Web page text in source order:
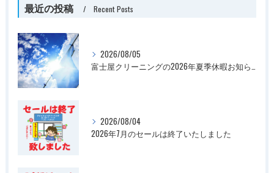
最近の投稿 Recent Posts
2026/08/05
富士屋クリーニングの2026年夏季休暇お知らせ
2026/08/04
2026年7月のセールは終了いたしました